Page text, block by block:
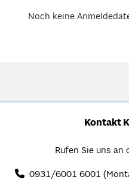
Noch keine
Kontakt
Rufen Sie uns an
0931/6001 6001